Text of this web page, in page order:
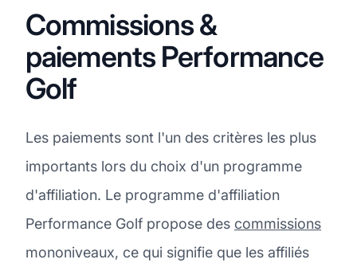
Commissions &
paiements Performance
Golf
Les paiements sont l'un des critères les plus
importants lors du choix d'un programme
d'affiliation. Le programme d'affiliation
Performance Golf propose des commissions
mononiveaux, ce qui signifie que les affiliés